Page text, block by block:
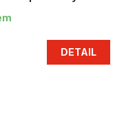
DETAIL